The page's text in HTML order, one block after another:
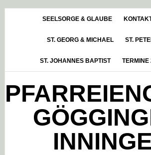
HauptsidebarSEELSORGE & GLAUBE
ST. GEORG & MICHAEL ST.
ST. JOHANNES BAPTIST